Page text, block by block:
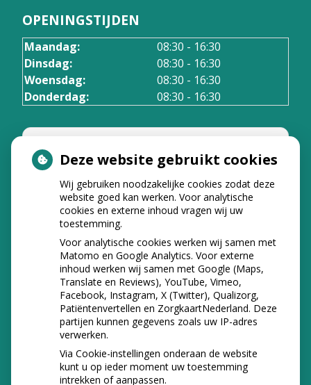
OPENINGSTIJDEN
Maandag:
08:30 - 16:30
Dinsdag:
08:30 - 16:30
Woensdag:
08:30 - 16:30
Donderdag:
08:30 - 16:30
U heeft geen toestemming gegeven
voorexterne inhouddie nodig is om
dit te zien.
Cookie-instellingen wijzigen
NIEUWS
Let op: valse Infomedics-mails over
openstaande rekening
Deze website gebruikt cookies
Wij gebruiken noodzakelijke cookies zodat deze
website goed kan werken. Voor analytische
cookies en externe inhoud vragen wij uw
toestemming.
Voor analytische cookies werken wij samen met
Matomo en Google Analytics. Voor externe
inhoud werken wij samen met Google (Maps,
Translate en Reviews), YouTube, Vimeo,
Facebook, Instagram, X (Twitter), Qualizorg,
Patiëntenvertellen en ZorgkaartNederland. Deze
partijen kunnen gegevens zoals uw IP-adres
verwerken.
Via Cookie-instellingen onderaan de website
kunt u op ieder moment uw toestemming
intrekken of aanpassen.